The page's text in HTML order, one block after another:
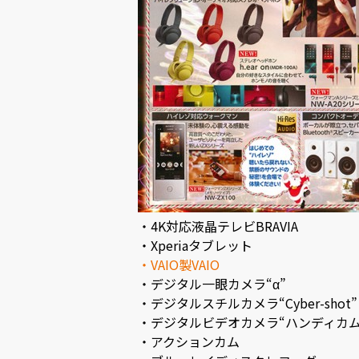
・4K対応液晶テレビBRAVIA
・Xperiaタブレット
・VAIO製VAIO
・デジタル一眼カメラ“α”
・デジタルスチルカメラ“Cyber-shot”
・デジタルビデオカメラ“ハンディカ
・アクションカム